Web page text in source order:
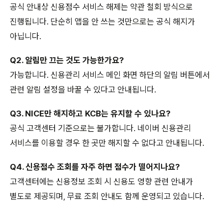
공식 안내상 신용점수 서비스 해제는 약관 철회 방식으로
진행됩니다. 단순히 앱을 안 쓰는 것만으로는 공식 해지가
아닙니다.
Q2. 알림만 끄는 것도 가능한가요?
가능합니다. 신용관리 서비스 메인 화면 하단의 알림 버튼에서
관련 알림 설정을 바꿀 수 있다고 안내됩니다.
Q3. NICE만 해지하고 KCB는 유지할 수 있나요?
공식 고객센터 기준으로는 불가합니다. 네이버 신용관리
서비스를 이용할 경우 한 곳만 해지할 수 없다고 안내됩니다.
Q4. 신용점수 조회를 자주 하면 점수가 떨어지나요?
고객센터에는 신용정보 조회 시 신용도 영향 관련 안내가
별도로 제공되며, 무료 조회 안내도 함께 운영되고 있습니다.